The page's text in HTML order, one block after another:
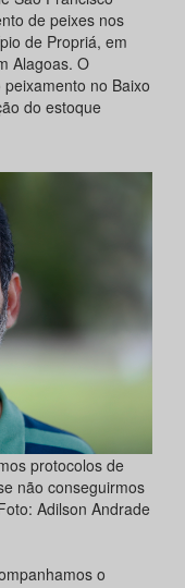
de peixes nos
de Propriá, em
Alagoas. O
no Baixo
do estoque
protocolos de
não conseguirmos
Adilson Andrade
o